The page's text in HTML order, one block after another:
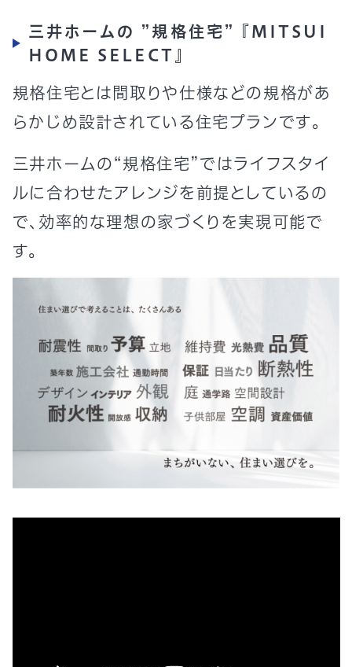
三井ホームの ”規格住宅” 『MITSUI
HOME SELECT』
規格住宅とは間取りや仕様などの規格があ
らかじめ設計されている住宅プランです。
三井ホームの“規格住宅”ではライフスタイ
ルに合わせたアレンジを前提としているの
で、効率的な理想の家づくりを実現可能で
す。